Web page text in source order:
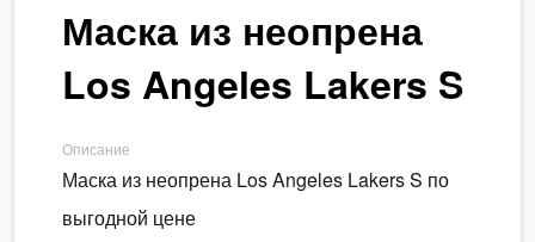
Маска из неопрена
Los Angeles Lakers S
Описание
Маска из неопрена Los Angeles Lakers S по
выгодной цене